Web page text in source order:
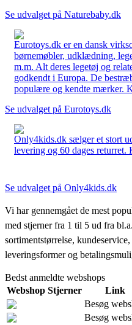
Se udvalget på Naturebaby.dk
Eurotoys.dk er en dansk
børnemøbler, udklædning,
m.m. Alt deres legetøj og
godkendt i Europa. De
populære og kendte mærker.
Se udvalget på Eurotoys.dk
Only4kids.dk sælger et stort
levering og 60 dages returret.
Se udvalget på Only4kids.dk
Vi har gennemgået de mest
med stjerner fra 1 til 5 ud fra
sortimentstørrelse,
leveringsformer og
Bedst anmeldte webshops
Webshop Stjerner
Link
Besøg
Besøg